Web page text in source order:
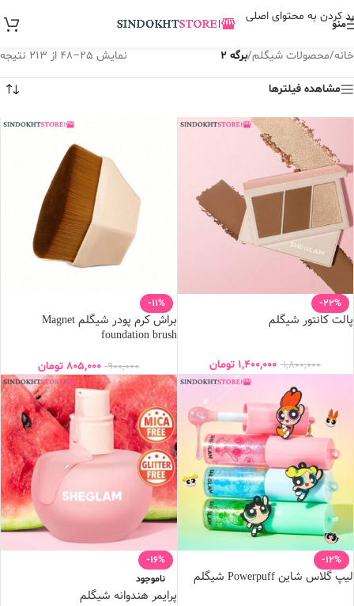
رد کردن به محتوای اصلی
منو
خانه/محصولات شیگلم/برگه 2 نمایش 25–48 از 213 نتیجه
مشاهده فیلترها
-22%
پالت کانتور شیگلم
1,800,000
1,400,000 تومان
-11%
براش کرم پودر شیگلم Magnet
foundation brush
900,000
805,000 تومان
-12%
لیپ گلاس شاین Powerpuff شیگلم
-16%
ناموجود
پرایمر هندوانه شیگلم